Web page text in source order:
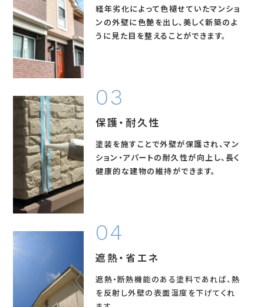
経年劣化によって色褪せていたマンショ
ンの外壁に色艶を出し、美しく新築のよ
うに見た目を整える ことができます。
保護・耐久性
塗装を施すことで外壁が保護され、マン
ション・アパートの耐久性が向上し、長く
健康的な建物の維持ができます。
遮熱・省エネ
遮熱・断熱機能のある塗料であれば、熱
を反射し外壁の表面温度を下げてくれ